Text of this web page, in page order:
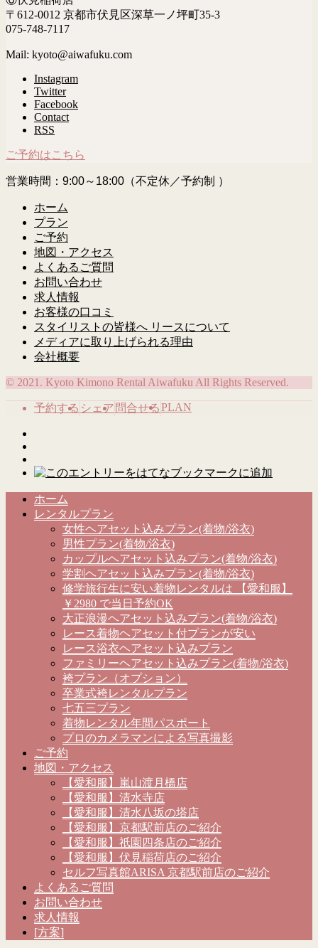
〒612-0012 京都市伏見区深草一ノ坪町35-3
075-748-7117
Mail: kyoto@aiwafuku.com
Instagram
Twitter
Facebook
Contact
RSS
ご予約はこちら
営業時間：9:00～18:00（不定休／予約制 ）
ホーム
プラン
ご予約
地図・アクセス
よくあるご質問
お問い合わせ
求人情報
お客様の口コミ
スタイリストの皆様へ リースについて
メディアに取り上げられる理由
会社概要
© 2021. Kyoto Kimono Rental Aiwafuku All Rights Reserved.
予約する シェア 問合せるPLAN
ホーム
レンタルプラン
女性ヘアセット込みプラン(着物/浴衣)
男性プラン(着物/浴衣)
カップルヘアセット込みプラン(着物/浴衣)
学割ヘアセット込みプラン(着物/浴衣)
修学旅行生に安い着物レンタルは 【愛和服】
￥2980 で当日予約OK
大正浪漫ヘアセット込みプラン(着物/浴衣)
レース着物ヘアセット付プランが安い
レース浴衣ヘアセット込みプラン
ファミリーヘアセット込みプラン(着物/浴衣)
袴プラン（オプション）
卒業式袴レンタルプラン
七五三プラン
着物レンタル年間パスポート
プロのカメラマンによる写真撮影
ご予約
地図・アクセス
【愛和服】嵐山渡月橋店
【愛和服】清水寺店
【愛和服】清水八坂の塔店
【愛和服】京都駅前店のご紹介
【愛和服】祇園四条店のご紹介
【愛和服】伏見稲荷店のご紹介
セルフ写真館ARISA 京都駅前店のご紹介
よくあるご質問
お問い合わせ
求人情報
[方案]